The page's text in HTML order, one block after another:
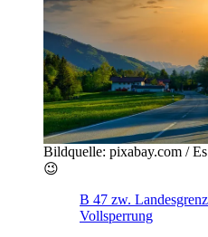
Bildquelle: pixabay.com /
😉
B 47 zw.
Vollsperrung